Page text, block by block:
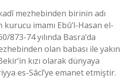
mezhebinden birinin adı
kurucu imamı Ebû’l-Hasan el-
873-74 yılında Basra’da
olan babası ile yakın
kızı olarak dünyaya
es-Sâcî’ye emanet etmiştir.